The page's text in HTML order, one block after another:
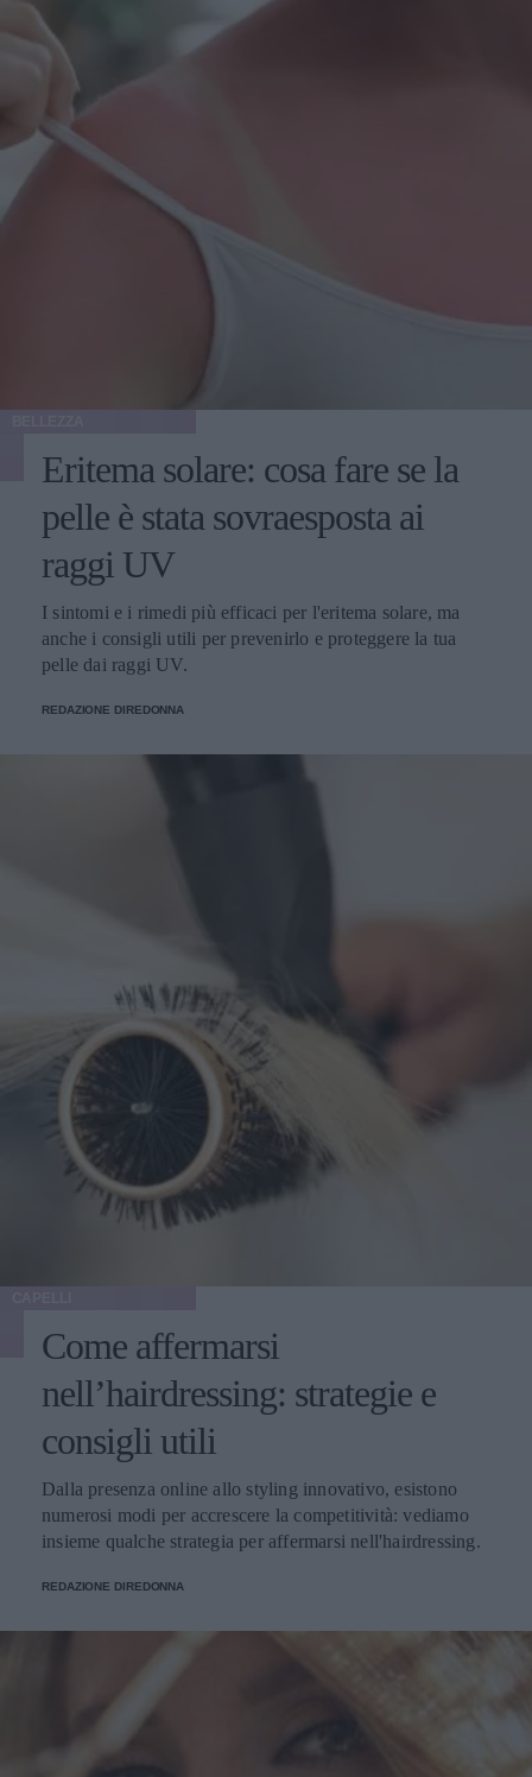
Eritema solare: cosa fare se la
pelle è stata sovraesposta ai
raggi UV
I sintomi e i rimedi più efficaci per l'eritema solare, ma
anche i consigli utili per prevenirlo e proteggere la tua
pelle dai raggi UV.
REDAZIONE DIREDONNA
Come affermarsi
nell’hairdressing: strategie e
consigli utili
Dalla presenza online allo styling innovativo, esistono
numerosi modi per accrescere la competitività: vediamo
insieme qualche strategia per affermarsi nell'hairdressing.
REDAZIONE DIREDONNA